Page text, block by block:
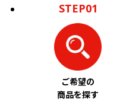
STEP01
ご希望の
商品を探す